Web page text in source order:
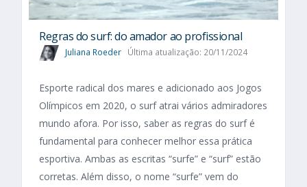
Regras do surf: do amador ao profissional
Juliana Roeder Última atualização: 20/11/2024
Esporte radical dos mares e adicionado aos Jogos
Olímpicos em 2020, o surf atrai vários admiradores
mundo afora. Por isso, saber as regras do surf é
fundamental para conhecer melhor essa prática
esportiva. Ambas as escritas “surfe” e “surf” estão
corretas. Além disso, o nome “surfe” vem do